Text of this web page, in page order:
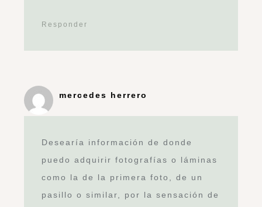
Responder
mercedes herrero
Desearía información de donde
puedo adquirir fotografías o láminas
como la de la primera foto, de un
pasillo o similar, por la sensación de